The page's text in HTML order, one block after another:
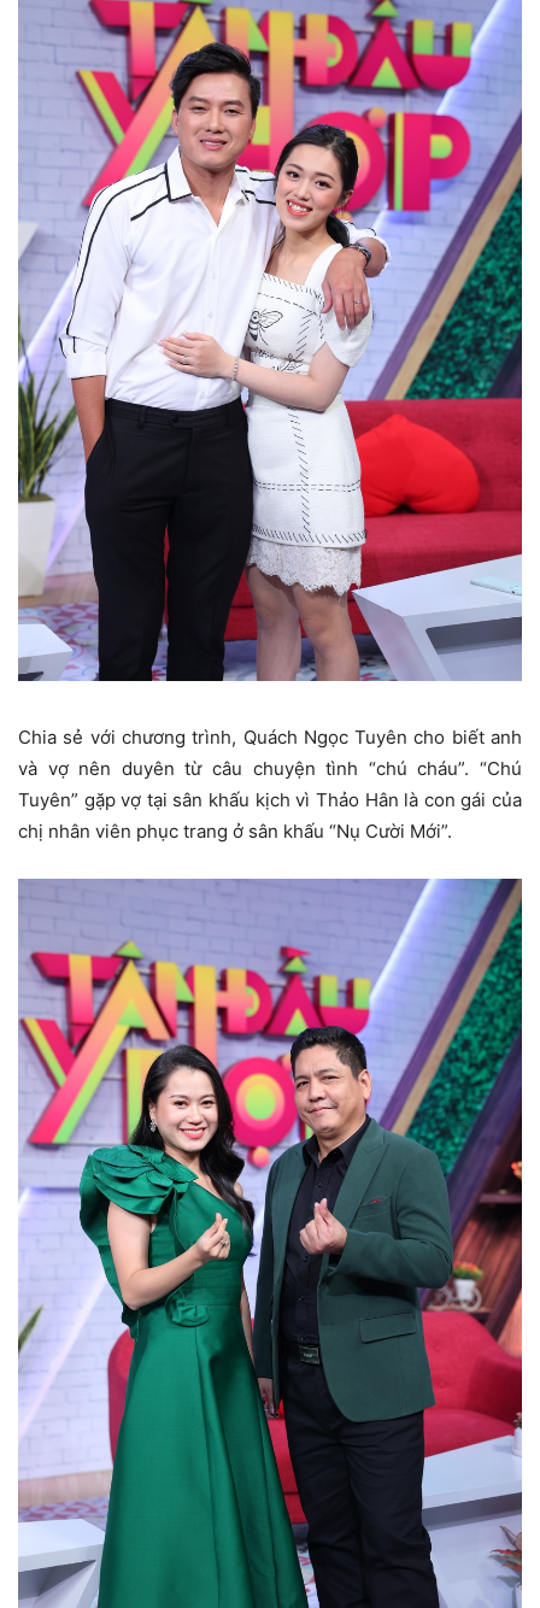
Chia sẻ với chương trình, Quách Ngọc Tuyên cho biết anh
và vợ nên duyên từ câu chuyện tình “chú cháu”. “Chú
Tuyên” gặp vợ tại sân khấu kịch vì Thảo Hân là con gái của
chị nhân viên phục trang ở sân khấu “Nụ Cười Mới”.